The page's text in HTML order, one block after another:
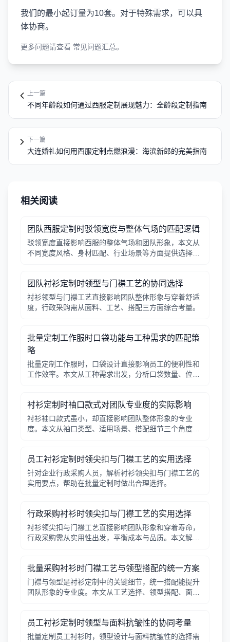
我们的最小起订量为10套。对于特殊需求，可以具
体协商。
更多问题请查看 常见问题汇总。
上一篇
不同年龄段如何通过西服定制展现魅力：全龄段定制指南
下一篇
大连婚礼如何用西服定制点燃浪漫：海滨新郎的完美指南
相关阅读
团队西服定制时驳领宽度与整体气场的匹配逻辑
驳领宽度直接影响西服的整体气场和团队形象，本文从
不同宽度风格、身材匹配、行业场景等方面提供选择逻
团队衬衫定制时领型与门襟工艺的协同选择
衬衫领型与门襟工艺直接影响团队整体形象与穿着舒适
度，行政采购需从面料、工艺、搭配三方面综合考量。
批量定制工作服时口袋功能与工种需求的匹配策
略
批量定制工作服时，口袋设计直接影响员工的便利性和
工作效率。本文从工种需求出发，分析口袋数量、位
衬衫定制时袖口款式对团队专业度的实际影响
衬衫袖口款式虽小，却直接影响团队整体形象的专业
度。本文从袖口类型、适用场景、搭配细节三个角度，
员工衬衫定制时领尖扣与门襟工艺的实用选择
针对企业行政采购人员，解析衬衫领尖扣与门襟工艺的
实用要点，帮助在批量定制时做出合理选择。
行政采购衬衫时领尖扣与门襟工艺的实用选择
衬衫领尖扣与门襟工艺直接影响团队形象和穿着寿命，
行政采购需从实用性出发，平衡成本与品质。本文解析
批量采购衬衫时门襟工艺与领型搭配的统一方案
门襟与领型是衬衫定制中的关键细节，统一搭配能提升
团队形象的专业度。本文从工艺选择、领型搭配、面料
员工衬衫定制时领型与面料抗皱性的协同考量
批量定制员工衬衫时，领型设计与面料抗皱性的选择需